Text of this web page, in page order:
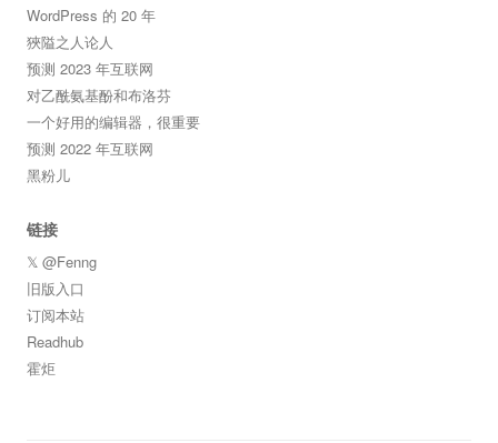
WordPress 的 20 年
狹隘之人论人
预测 2023 年互联网
对乙酰氨基酚和布洛芬
一个好用的编辑器，很重要
预测 2022 年互联网
黑粉儿
链接
𝕏 @Fenng
旧版入口
订阅本站
Readhub
霍炬